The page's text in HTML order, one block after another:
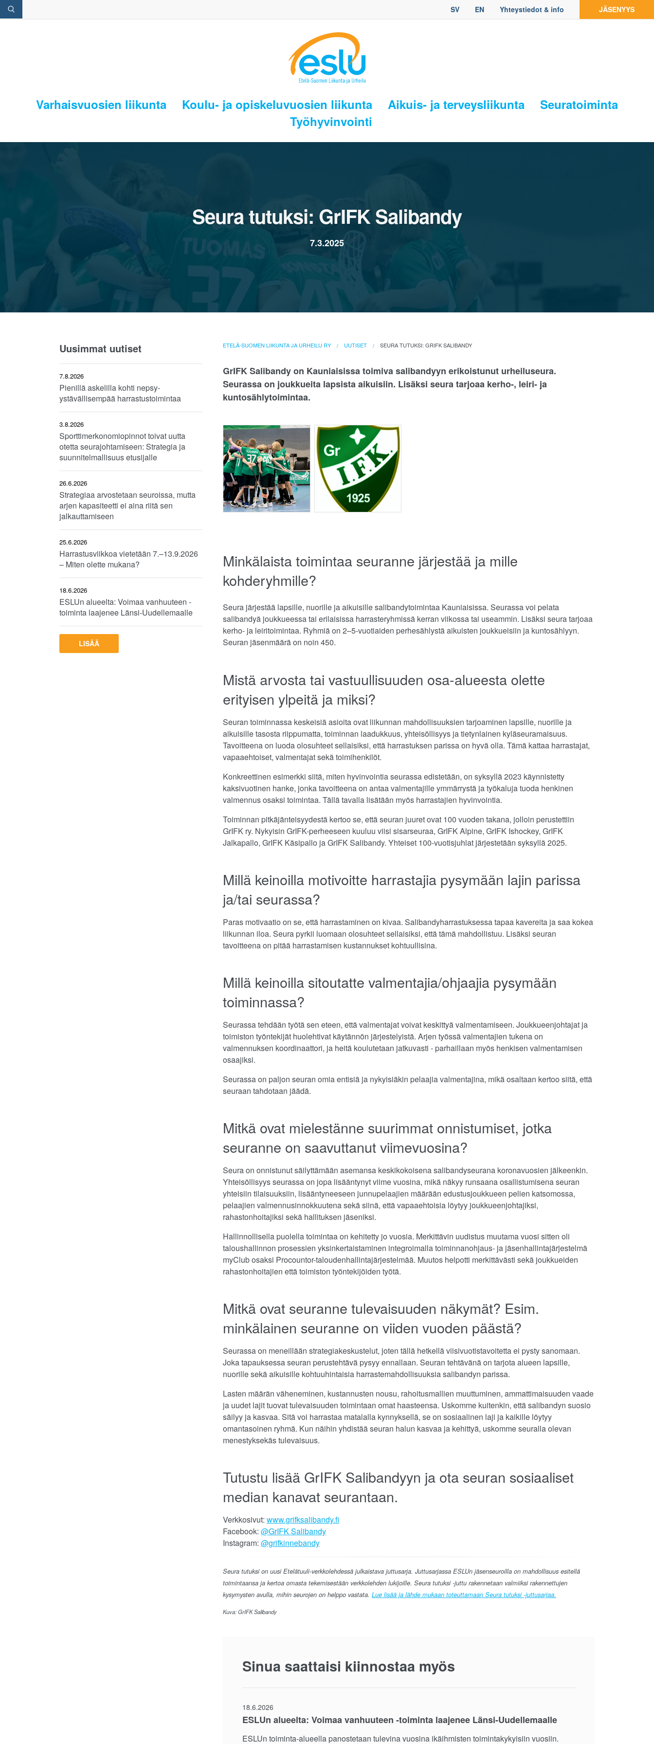
SV EN Yhteystiedot & info JÄSENYYS
Varhaisvuosien liikunta Koulu- ja opiskeluvuosien liikunta Aikuis- ja terveysliikunta
Seuratoiminta
Työhyvinvointi
Seura tutuksi: GrIFK Salibandy
7.3.2025
ETELÄ-SUOMEN LIIKUNTA JA URHEILU RY UUTISET SEURA TUTUKSI: GRIFK SALIBANDY
GrIFK Salibandy on Kauniaisissa toimiva salibandyyn erikoistunut urheiluseura.
Seurassa on joukkueita lapsista aikuisiin. Lisäksi seura tarjoaa kerho-, leiri- ja
kuntosählytoimintaa.
Minkälaista toimintaa seuranne järjestää ja mille
kohderyhmille?
Seura järjestää lapsille, nuorille ja aikuisille salibandytoimintaa Kauniaisissa. Seurassa voi pelata
salibandyä joukkueessa tai erilaisissa harrasteryhmissä kerran viikossa tai useammin. Lisäksi seura tarjoaa
kerho- ja leiritoimintaa. Ryhmiä on 2–5-vuotiaiden perhesählystä aikuisten joukkueisiin ja kuntosählyyn.
Seuran jäsenmäärä on noin 450.
Mistä arvosta tai vastuullisuuden osa-alueesta olette
erityisen ylpeitä ja miksi?
Seuran toiminnassa keskeisiä asioita ovat liikunnan mahdollisuuksien tarjoaminen lapsille, nuorille ja
aikuisille tasosta riippumatta, toiminnan laadukkuus, yhteisöllisyys ja tietynlainen kyläseuramaisuus.
Tavoitteena on luoda olosuhteet sellaisiksi, että harrastuksen parissa on hyvä olla. Tämä kattaa harrastajat,
vapaaehtoiset, valmentajat sekä toimihenkilöt.
Konkreettinen esimerkki siitä, miten hyvinvointia seurassa edistetään, on syksyllä 2023 käynnistetty
kaksivuotinen hanke, jonka tavoitteena on antaa valmentajille ymmärrystä ja työkaluja tuoda henkinen
valmennus osaksi toimintaa. Tällä tavalla lisätään myös harrastajien hyvinvointia.
Toiminnan pitkäjänteisyydestä kertoo se, että seuran juuret ovat 100 vuoden takana, jolloin perustettiin
GrIFK ry. Nykyisin GrIFK-perheeseen kuuluu viisi sisarseuraa, GrIFK Alpine, GrIFK Ishockey, GrIFK
Jalkapallo, GrIFK Käsipallo ja GrIFK Salibandy. Yhteiset 100-vuotisjuhlat järjestetään syksyllä 2025.
Millä keinoilla motivoitte harrastajia pysymään lajin parissa
ja/tai seurassa?
Paras motivaatio on se, että harrastaminen on kivaa. Salibandyharrastuksessa tapaa kavereita ja saa kokea
liikunnan iloa. Seura pyrkii luomaan olosuhteet sellaisiksi, että tämä mahdollistuu. Lisäksi seuran
tavoitteena on pitää harrastamisen kustannukset kohtuullisina.
Millä keinoilla sitoutatte valmentajia/ohjaajia pysymään
toiminnassa?
Seurassa tehdään työtä sen eteen, että valmentajat voivat keskittyä valmentamiseen. Joukkueenjohtajat ja
toimiston työntekijät huolehtivat käytännön järjestelyistä. Arjen työssä valmentajien tukena on
valmennuksen koordinaattori, ja heitä koulutetaan jatkuvasti - parhaillaan myös henkisen valmentamisen
osaajiksi.
Seurassa on paljon seuran omia entisiä ja nykyisiäkin pelaajia valmentajina, mikä osaltaan kertoo siitä, että
seuraan tahdotaan jäädä.
Mitkä ovat mielestänne suurimmat onnistumiset, jotka
seuranne on saavuttanut viimevuosina?
Seura on onnistunut säilyttämään asemansa keskikokoisena salibandyseurana koronavuosien jälkeenkin.
Yhteisöllisyys seurassa on jopa lisääntynyt viime vuosina, mikä näkyy runsaana osallistumisena seuran
yhteisiin tilaisuuksiin, lisääntyneeseen junnupelaajien määrään edustusjoukkueen pelien katsomossa,
pelaajien valmennusinnokkuutena sekä siinä, että vapaaehtoisia löytyy joukkueenjohtajiksi,
rahastonhoitajiksi sekä hallituksen jäseniksi.
Hallinnollisella puolella toimintaa on kehitetty jo vuosia. Merkittävin uudistus muutama vuosi sitten oli
taloushallinnon prosessien yksinkertaistaminen integroimalla toiminnanohjaus- ja jäsenhallintajärjestelmä
myClub osaksi Procountor-taloudenhallintajärjestelmää. Muutos helpotti merkittävästi sekä joukkueiden
rahastonhoitajien että toimiston työntekijöiden työtä.
Mitkä ovat seuranne tulevaisuuden näkymät? Esim.
minkälainen seuranne on viiden vuoden päästä?
Seurassa on meneillään strategiakeskustelut, joten tällä hetkellä viisivuotistavoitetta ei pysty sanomaan.
Joka tapauksessa seuran perustehtävä pysyy ennallaan. Seuran tehtävänä on tarjota alueen lapsille,
nuorille sekä aikuisille kohtuuhintaisia harrastemahdollisuuksia salibandyn parissa.
Lasten määrän väheneminen, kustannusten nousu, rahoitusmallien muuttuminen, ammattimaisuuden vaade
ja uudet lajit tuovat tulevaisuuden toimintaan omat haasteensa. Uskomme kuitenkin, että salibandyn suosio
säilyy ja kasvaa. Sitä voi harrastaa matalalla kynnyksellä, se on sosiaalinen laji ja kaikille löytyy
omantasoinen ryhmä. Kun näihin yhdistää seuran halun kasvaa ja kehittyä, uskomme seuralla olevan
menestyksekäs tulevaisuus.
Tutustu lisää GrIFK Salibandyyn ja ota seuran sosiaaliset
median kanavat seurantaan.
Verkkosivut: www.grifksalibandy.fi
Facebook: @GrIFK Salibandy
Instagram: @grifkinnebandy
Seura tutuksi on uusi Etelätuuli-verkkolehdessä julkaistava juttusarja. Juttusarjassa ESLUn jäsenseuroilla on mahdollisuus esitellä
toimintaansa ja kertoa omasta tekemisestään verkkolehden lukijoille. Seura tutuksi -juttu rakennetaan valmiiksi rakennettujen
kysymysten avulla, mihin seurojen on helppo vastata. Lue lisää ja lähde mukaan toteuttamaan Seura tutuksi -juttusarjaa.
Kuva: GrIFK Salibandy
Sinua saattaisi kiinnostaa myös
18.6.2026
ESLUn alueelta: Voimaa vanhuuteen -toiminta laajenee Länsi-Uudellemaalle
ESLUn toiminta-alueella panostetaan tulevina vuosina ikäihmisten toimintakykyisiin vuosiin.
Uusimmat uutiset
7.8.2026
Pienillä askelilla kohti nepsy-
ystävällisempää harrastustoimintaa
3.8.2026
Sporttimerkonomiopinnot toivat uutta
otetta seurajohtamiseen: Strategia ja
suunnitelmallisuus etusijalle
26.6.2026
Strategiaa arvostetaan seuroissa, mutta
arjen kapasiteetti ei aina riitä sen
jalkauttamiseen
25.6.2026
Harrastusviikkoa vietetään 7.–13.9.2026
– Miten olette mukana?
18.6.2026
ESLUn alueelta: Voimaa vanhuuteen -
toiminta laajenee Länsi-Uudellemaalle
LISÄÄ